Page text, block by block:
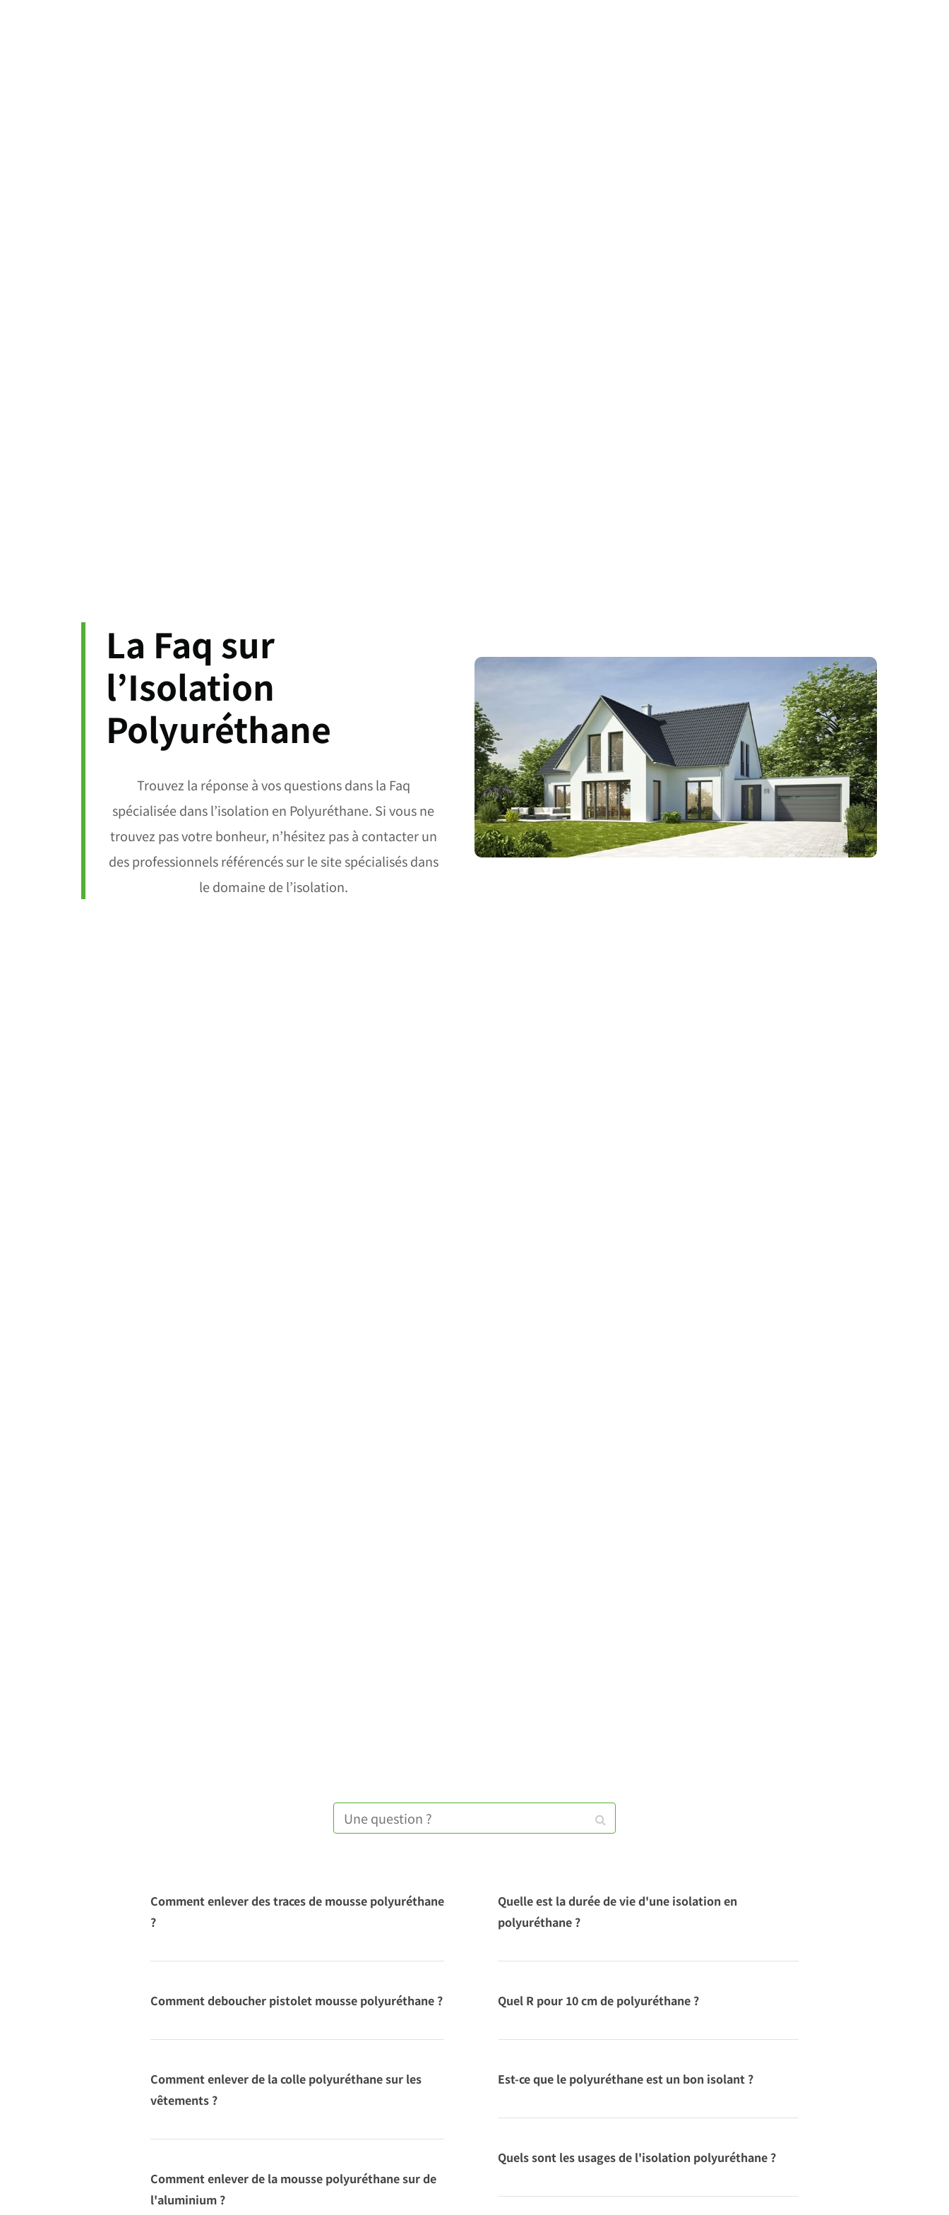
La Faq sur
l’Isolation
Polyuréthane
Trouvez la réponse à vos questions dans la Faq
spécialisée dans l’isolation en Polyuréthane. Si vous ne
trouvez pas votre bonheur, n’hésitez pas à contacter un
des professionnels référencés sur le site spécialisés dans
le domaine de l’isolation.
Comment enlever des traces de mousse polyuréthane
?
Comment deboucher pistolet mousse polyuréthane ?
Comment enlever de la colle polyuréthane sur les
vêtements ?
Comment enlever de la mousse polyuréthane sur de
l'aluminium ?
Quelle est la durée de vie d'une isolation en
polyuréthane ?
Quel R pour 10 cm de polyuréthane ?
Est-ce que le polyuréthane est un bon isolant ?
Quels sont les usages de l'isolation polyuréthane ?